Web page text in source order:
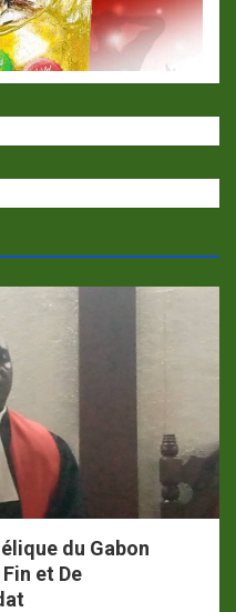
du Gabon
et De